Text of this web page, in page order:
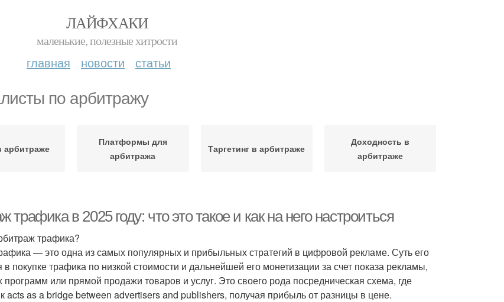
ЛАЙФХАКИ
маленькие, полезные хитрости
главная новости статьи
по арбитражу
арбитраже
Платформы для
арбитража
Таргетинг в арбитраже
Доходность в
арбитраже
трафика в 2025 году: что это такое и как на него настроиться
трафика?
— это одна из самых популярных и прибыльных стратегий в цифровой рекламе. Суть его
в покупке трафика по низкой стоимости и дальнейшей его монетизации за счет показа рекламы,
программ или прямой продажи товаров и услуг. Это своего рода посредническая схема, где
acts as a bridge between advertisers and publishers, получая прибыль от разницы в цене.